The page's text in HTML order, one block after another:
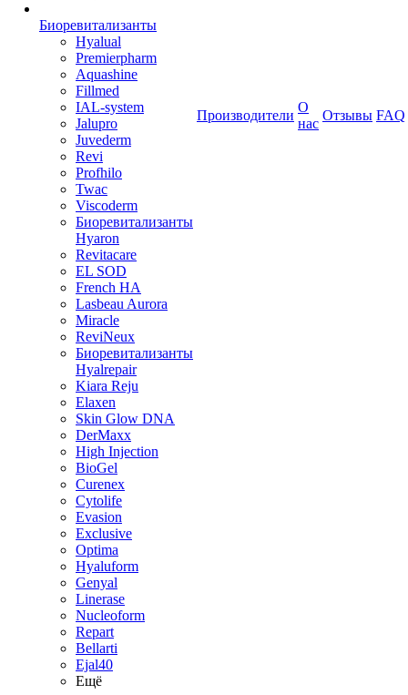
Биоревитализанты
Hyalual
Premierpharm
Aquashine
Fillmed
IAL-system
Jalupro
Juvederm
Revi
Profhilo
Twac
Viscoderm
Биоревитализанты
Hyaron
Revitacare
EL SOD
French HA
Lasbeau Aurora
Miracle
ReviNeux
Биоревитализанты
Hyalrepair
Kiara Reju
Elaxen
Skin Glow DNA
DerMaxx
High Injection
BioGel
Curenex
Cytolife
Evasion
Exclusive
Optima
Hyaluform
Genyal
Linerase
Nucleoform
Repart
Bellarti
Ejal40
Ещё
Производители
О
нас
Отзывы FAQ